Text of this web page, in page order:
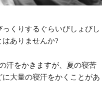
くりするぐらいびしょびし
ありませんか?
汗をかきますが、夏の寝苦
大量の寝汗をかくことがあ